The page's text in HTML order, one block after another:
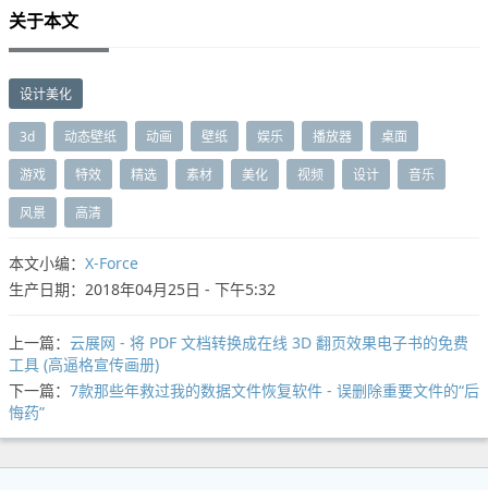
关于本文
设计美化
3d 动态壁纸 动画 壁纸 娱乐 播放器 桌面
游戏 特效 精选 素材 美化 视频 设计 音乐
风景 高清
本文小编： X-Force
生产日期：2018年04月25日 - 下午5:32
上一篇： 云展网 - 将 PDF 文档转换成在线 3D 翻页效果电子书的免费
工具 (高逼格宣传画册)
下一篇： 7款那些年救过我的数据文件恢复软件 - 误删除重要文件的“后
悔药”